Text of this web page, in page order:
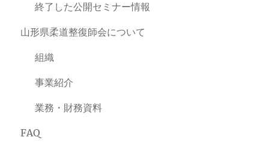
終了した公開セミナー情報
山形県柔道整復師会について
組織
事業紹介
業務・財務資料
FAQ